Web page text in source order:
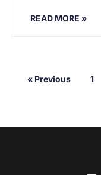
READ MORE »
« Previous 1